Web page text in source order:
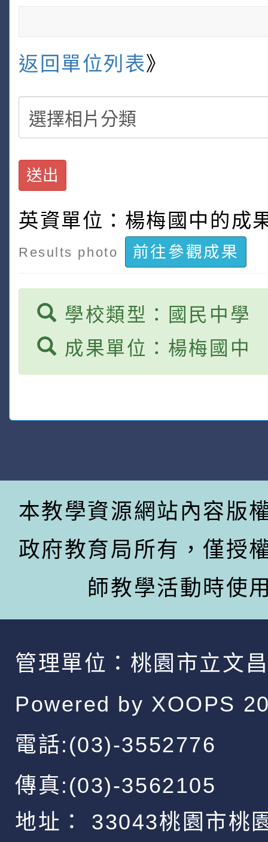
返回單位列表》
送出
英資單位：楊梅國中的成
Results photo 前往參觀成果
學校類型：國民中學
成果單位：楊梅國中
本教學資源網站內容版
政府教育局所有，僅授
師教學活動時使
管理單位： 桃園市立文
Powered by XOOPS
電話:(03)-3552776
傳真:(03)-3562105
地址：
33043桃園市桃